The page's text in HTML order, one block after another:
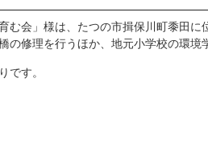
会」様は、たつの市揖保川町黍田
の修理を行うほか、地元小学校の環境
です。